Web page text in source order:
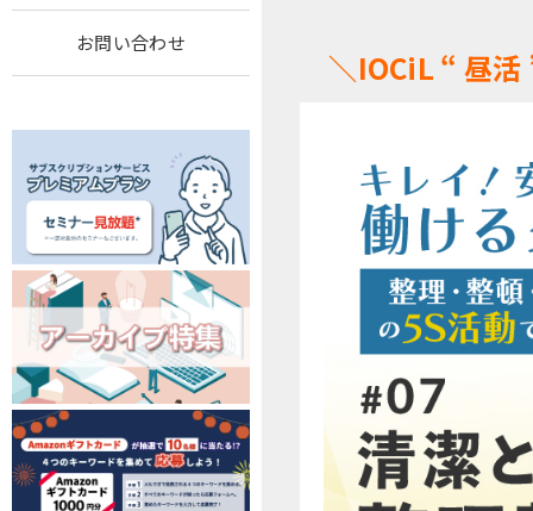
＼IOCiL “ 昼活
お問い合わせ